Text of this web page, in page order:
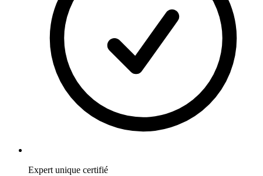
Expert unique certifié